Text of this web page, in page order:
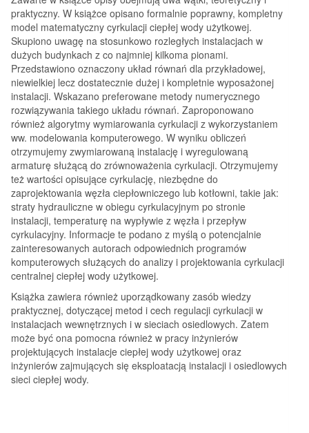
praktyczny. W książce opisano formalnie poprawny, kompletny
model matematyczny cyrkulacji ciepłej wody użytkowej.
Skupiono uwagę na stosunkowo rozległych instalacjach w
dużych budynkach z co najmniej kilkoma pionami.
Przedstawiono oznaczony układ równań dla przykładowej,
niewielkiej lecz dostatecznie dużej i kompletnie wyposażonej
instalacji. Wskazano preferowane metody numerycznego
rozwiązywania takiego układu równań. Zaproponowano
również algorytmy wymiarowania cyrkulacji z wykorzystaniem
ww. modelowania komputerowego. W wyniku obliczeń
otrzymujemy zwymiarowaną instalację i wyregulowaną
armaturę służącą do zrównoważenia cyrkulacji. Otrzymujemy
też wartości opisujące cyrkulację, niezbędne do
zaprojektowania węzła ciepłowniczego lub kotłowni, takie jak:
straty hydrauliczne w obiegu cyrkulacyjnym po stronie
instalacji, temperaturę na wypływie z węzła i przepływ
cyrkulacyjny. Informacje te podano z myślą o potencjalnie
zainteresowanych autorach odpowiednich programów
komputerowych służących do analizy i projektowania cyrkulacji
centralnej ciepłej wody użytkowej.
Książka zawiera również uporządkowany zasób wiedzy
praktycznej, dotyczącej metod i cech regulacji cyrkulacji w
instalacjach wewnętrznych i w sieciach osiedlowych. Zatem
może być ona pomocna również w pracy inżynierów
projektujących instalacje ciepłej wody użytkowej oraz
inżynierów zajmujących się eksploatacją instalacji i osiedlowych
sieci ciepłej wody.